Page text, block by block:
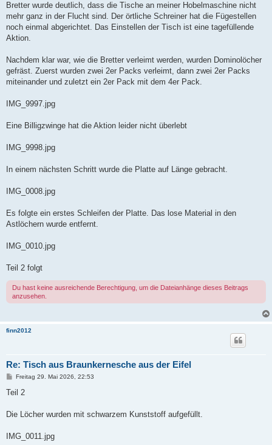
Bretter wurde deutlich, dass die Tische an meiner Hobelmaschine nicht
mehr ganz in der Flucht sind. Der örtliche Schreiner hat die Fügestellen
noch einmal abgerichtet. Das Einstellen der Tisch ist eine tagefüllende
Aktion.
Nachdem klar war, wie die Bretter verleimt werden, wurden Dominolöcher
gefräst. Zuerst wurden zwei 2er Packs verleimt, dann zwei 2er Packs
miteinander und zuletzt ein 2er Pack mit dem 4er Pack.
IMG_9997.jpg
Eine Billigzwinge hat die Aktion leider nicht überlebt
IMG_9998.jpg
In einem nächsten Schritt wurde die Platte auf Länge gebracht.
IMG_0008.jpg
Es folgte ein erstes Schleifen der Platte. Das lose Material in den
Astlöchern wurde entfernt.
IMG_0010.jpg
Teil 2 folgt
Du hast keine ausreichende Berechtigung, um die Dateianhänge dieses Beitrags
anzusehen.
finn2012
Re: Tisch aus Braunkernesche aus der Eifel
B
i
a
Freitag 29. Mai 2026, 22:53
Teil 2
Die Löcher wurden mit schwarzem Kunststoff aufgefüllt.
IMG_0011.jpg